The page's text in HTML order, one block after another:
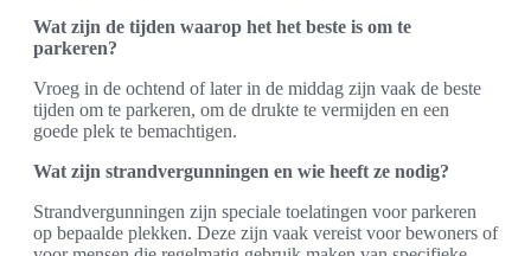
Wat zijn de tijden waarop het het beste is om te
parkeren?
Vroeg in de ochtend of later in de middag zijn vaak de beste
tijden om te parkeren, om de drukte te vermijden en een
goede plek te bemachtigen.
Wat zijn strandvergunningen en wie heeft ze nodig?
Strandvergunningen zijn speciale toelatingen voor parkeren
op bepaalde plekken. Deze zijn vaak vereist voor bewoners of